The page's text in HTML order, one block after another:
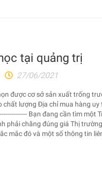
tại quảng trị
27/06/2021
được cơ sở sản xuất trống
lượng Địa chỉ mua hàng uy
Bạn đang cần tìm
phải chăng đúng giá Thị
mắc đó và một số thông tin